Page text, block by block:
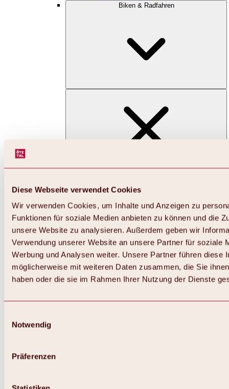
Diese Webseite verwendet Cookies
Wir verwenden Cookies, um Inhalte und Anzeigen zu
Funktionen für soziale Medien anbieten zu können und die
unsere Website zu analysieren. Außerdem geben wir
Verwendung unserer Website an unsere Partner für soziale
Werbung und Analysen weiter. Unsere Partner führen diese
möglicherweise mit weiteren Daten zusammen, die Sie
haben oder die sie im Rahmen Ihrer Nutzung der Dienste
Notwendig
Präferenzen
Biken & Radfahren